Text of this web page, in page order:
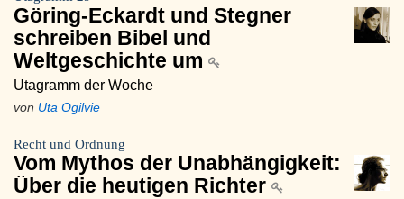
Göring-Eckardt und Stegner
schreiben Bibel und
Weltgeschichte um
Utagramm der Woche
von Uta Ogilvie
Recht und Ordnung
Vom Mythos der Unabhängigkeit:
Über die heutigen Richter